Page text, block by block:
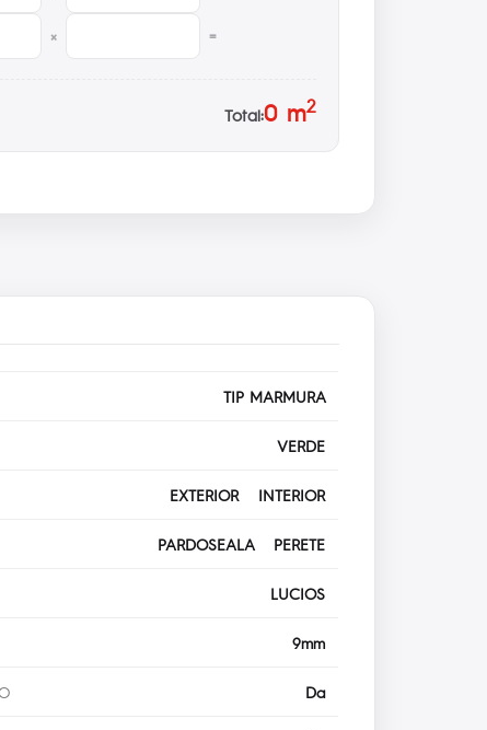
× =
Total:0m2
TIP MARMURA
VERDE
EXTERIOR INTERIOR
PARDOSEALA PERETE
LUCIOS
9mm
Da